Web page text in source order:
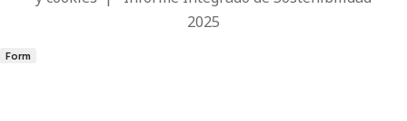
2025
Form